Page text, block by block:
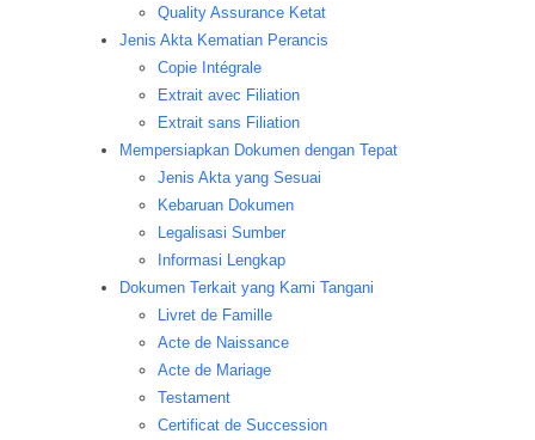
Quality Assurance Ketat
Jenis Akta Kematian Perancis
Copie Intégrale
Extrait avec Filiation
Extrait sans Filiation
Mempersiapkan Dokumen dengan Tepat
Jenis Akta yang Sesuai
Kebaruan Dokumen
Legalisasi Sumber
Informasi Lengkap
Dokumen Terkait yang Kami Tangani
Livret de Famille
Acte de Naissance
Acte de Mariage
Testament
Certificat de Succession